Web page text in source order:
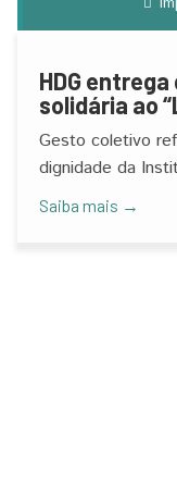
HDG
solidária ao
Gesto coletivo
dignidade da
Saiba mais →